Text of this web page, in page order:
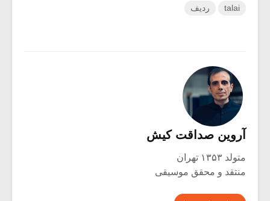
talai ردیف
آروین صداقت کیش
متولد ۱۳۵۳ تهران
منتقد و محقق موسیقی